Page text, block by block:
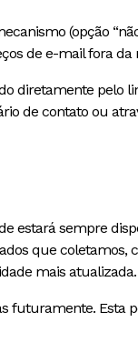
(opção
de e-mail fora da
diretamente pelo
de contato ou
estará sempre
que coletamos,
mais atualizada.
futuramente. Esta